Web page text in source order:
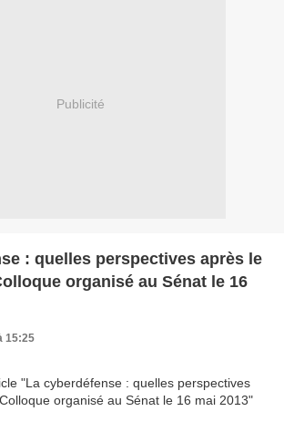
Publicité
: quelles perspectives après le
organisé au Sénat le 16
15:25